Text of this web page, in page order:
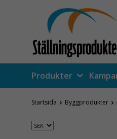
Produkter
Startsida Byggprodukter